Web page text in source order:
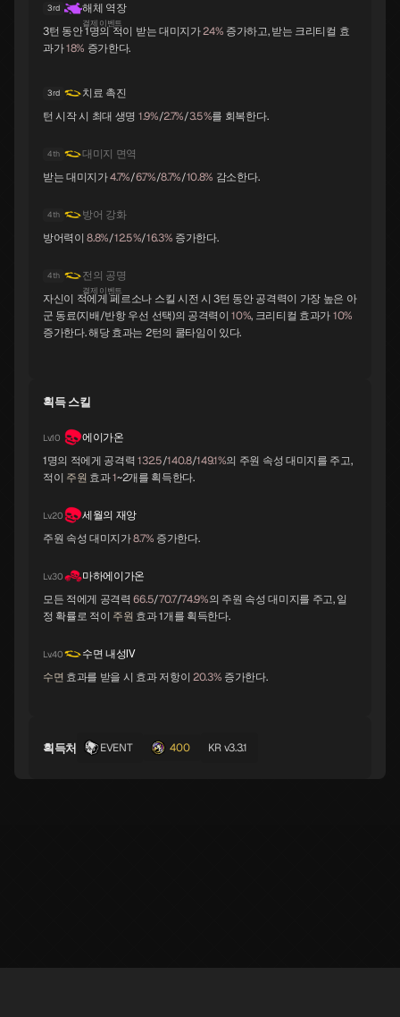
파르바티
B
미트라스 티타니아
아프사라스 릴리스
C
파즈스
C
기리메칼라
네코쇼군 대승정
3rd 해체 역장
결제 이벤트
3턴 동안 1명의 적이 받는 대미지가24% 증가하고, 받는 크리티컬 효
과가18% 증가한다.
3rd
치료 촉진
턴 시작 시 최대 생명 1.9%/2.7%/3.5%를 회복한다.
4th
대미지 면역
받는 대미지가4.7%/6.7%/8.7%/10.8% 감소한다.
4th
방어 강화
방어력이8.8%/12.5%/16.3% 증가한다.
4th 전의 공명
결제 이벤트
자신이 적에게 페르소나 스킬 시전 시 3턴 동안 공격력이 가장 높은 아
군 동료(지배/반항 우선 선택)의 공격력이10%, 크리티컬 효과가10%
증가한다. 해당 효과는 2턴의 쿨타임이 있다.
획득 스킬
Lv.10
에이가온
1명의 적에게 공격력132.5/140.8/149.1%의 주원 속성 대미지를 주고,
적이 주원 효과1~2개를 획득한다.
Lv.20
세월의 재앙
주원 속성 대미지가8.7% 증가한다.
Lv.30
마하에이가온
모든 적에게 공격력66.5/70.7/74.9%의 주원 속성 대미지를 주고, 일
정 확률로 적이 주원 효과 1개를 획득한다.
Lv.40
수면 내성Ⅳ
수면 효과를 받을 시 효과 저항이 20.3% 증가한다.
획득처 EVENT 400 KR v3.3.1